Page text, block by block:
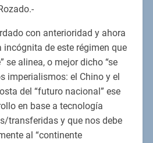
con anterioridad y ahora
incógnita de este régimen que
se alinea, o mejor dicho “se
imperialismos: el Chino y el
del “futuro nacional” ese
en base a tecnología
transferidas y que nos debe
al “continente